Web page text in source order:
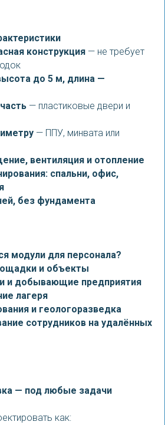
конструкция — не требует
до 5 м, длина —
— пластиковые двери и
— ППУ, минвата или
вентиляция и отопление
спальни, офис,
без фундамента
модули для персонала?
и объекты
и добывающие предприятия
лагеря
и геологоразведка
сотрудников на удалённых
— под любые задачи
как: